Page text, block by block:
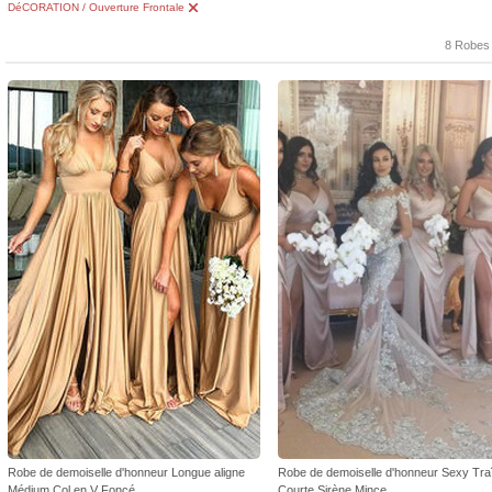
DéCORATION / Ouverture Frontale
8
Robe de demoiselle d'honneur Longue aligne
Robe de demoiselle d'honneur Sexy